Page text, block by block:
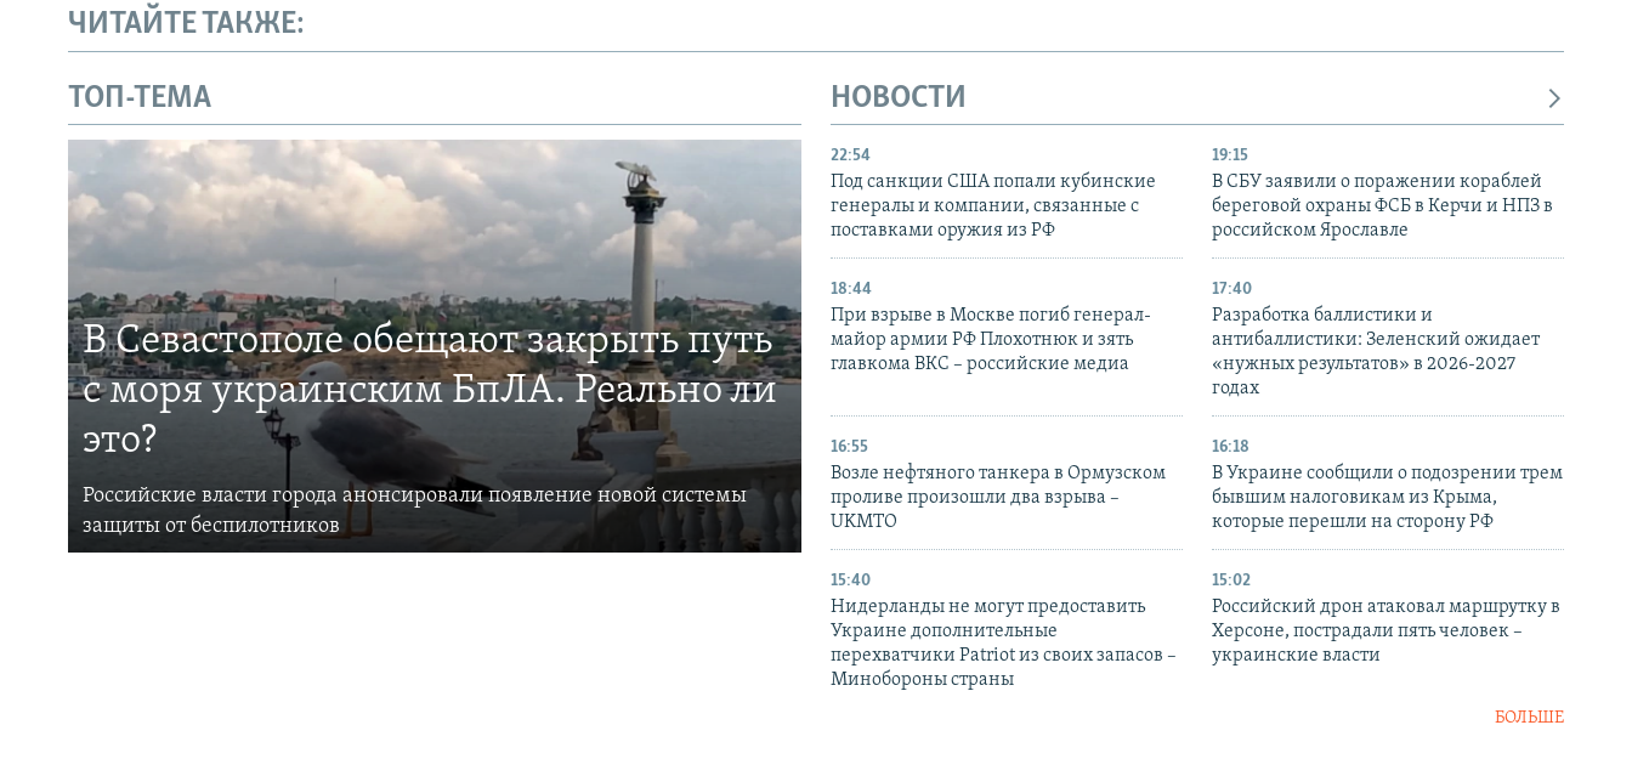
ЧИТАЙТЕ ТАКЖЕ:
ТОП-ТЕМА
В Севастополе обещают закрыть путь
с моря украинским БпЛА. Реально ли
это?
Российские власти города анонсировали появление новой системы
защиты от беспилотников
НОВОСТИ
22:54
Под санкции США попали кубинские
генералы и компании, связанные с
поставками оружия из РФ
19:15
В СБУ заявили о поражении кораблей
береговой охраны ФСБ в Керчи и НПЗ в
российском Ярославле
18:44
При взрыве в Москве погиб генерал-
майор армии РФ Плохотнюк и зять
главкома ВКС – российские медиа
17:40
Разработка баллистики и
антибаллистики: Зеленский ожидает
«нужных результатов» в 2026-2027
годах
16:55
Возле нефтяного танкера в Ормузском
проливе произошли два взрыва –
UKMTO
16:18
В Украине сообщили о подозрении трем
бывшим налоговикам из Крыма,
которые перешли на сторону РФ
15:40
Нидерланды не могут предоставить
Украине дополнительные
перехватчики Patriot из своих запасов –
Минобороны страны
15:02
Российский дрон атаковал маршрутку в
Херсоне, пострадали пять человек –
украинские власти
БОЛЬШЕ